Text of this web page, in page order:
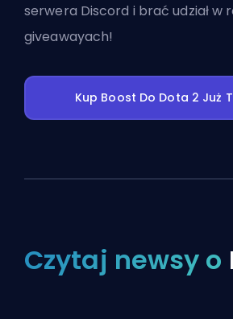
serwera Discord i brać udział w
giveawayach!
Kup Boost Do Dota 2 Już
Czytaj newsy o